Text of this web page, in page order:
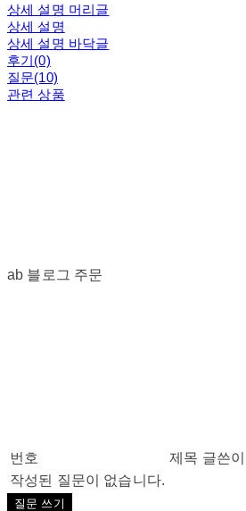
상세 설명 머리글
상세 설명
상세 설명 바닥글
후기(0)
질문(10)
관련 상품
ab 블로그 주문
번호 제목 글쓴이
작성된 질문이 없습니다.
질문 쓰기